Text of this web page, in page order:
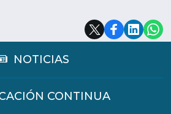
NOTICIAS
CONTINUA